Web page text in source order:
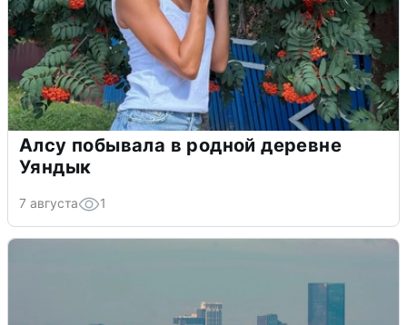
Алсу побывала в родной деревне
Уяндык
7 августа 1